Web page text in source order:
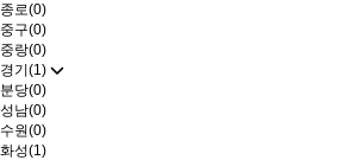
종로(0)
중구(0)
중랑(0)
경기(1)
분당(0)
성남(0)
수원(0)
화성(1)